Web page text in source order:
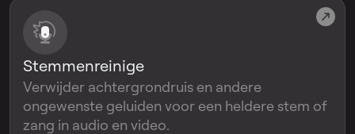
Stemmenreinige
Verwijder achtergrondruis en andere
ongewenste geluiden voor een heldere stem of
zang in audio en video.